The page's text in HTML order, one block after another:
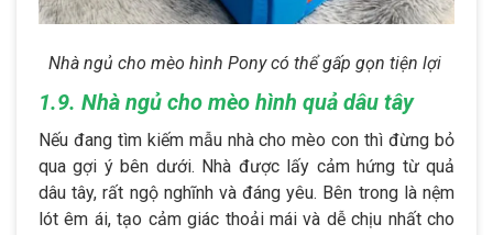
Nhà ngủ cho mèo hình Pony có thể gấp gọn tiện lợi
1.9. Nhà ngủ cho mèo hình quả dâu tây
Nếu đang tìm kiếm mẫu nhà cho mèo con thì đừng bỏ
qua gợi ý bên dưới. Nhà được lấy cảm hứng từ quả
dâu tây, rất ngộ nghĩnh và đáng yêu. Bên trong là nệm
lót êm ái, tạo cảm giác thoải mái và dễ chịu nhất cho